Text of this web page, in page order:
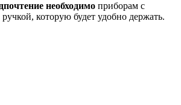
необходимо приборам с
которую будет удобно держать.